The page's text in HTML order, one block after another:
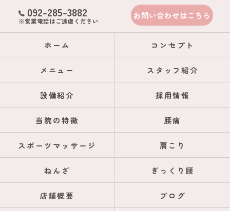
092-285-3882
※営業電話はご遠慮ください
お問い合わせはこちら
ホーム コンセプト
メニュー スタッフ紹介
設備紹介 採用情報
当院の特徴 腰痛
スポーツマッサージ 肩こり
ねんざ ぎっくり腰
店舗概要 ブログ